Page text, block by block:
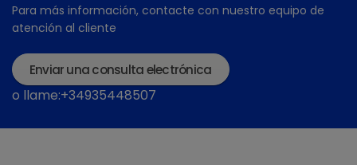
Para más información, contacte con nuestro equipo de
atención al cliente
Enviar una consulta electrónica
o llame:+34935448507